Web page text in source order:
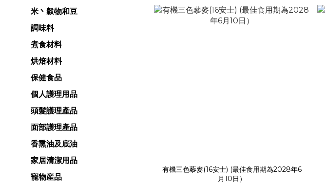
米丶穀物和豆
調味料
煮食材料
烘焙材料
保健食品
個人護理用品
頭髮護理產品
面部護理產品
香熏油及底油
家居清潔用品
寵物産品
有機三色藜麥(16安士) (最佳食用期為2028年6
月10日）